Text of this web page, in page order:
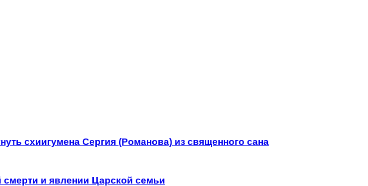
схиигумена Сергия (Романова) из священного сана
смерти и явлении Царской семьи